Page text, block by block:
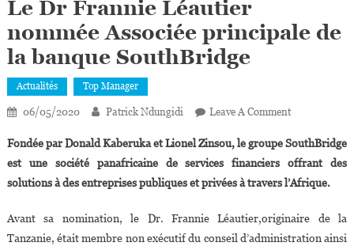
Le Dr Frannie Léautier
nommée Associée principale de
la banque SouthBridge
Actualités Top Manager
06/05/2020 Patrick Ndungidi Leave A CommentOn
Dr
Frannie
Léautier
Associée
Principale
Fondée par Donald Kaberuka et Lionel Zinsou, le groupe SouthBridge
est une société panafricaine de services financiers offrant des
solutions à des entreprises publiques et privées à travers l’Afrique.
Avant sa nomination, le Dr. Frannie Léautier,originaire de la
Tanzanie, était membre non exécutif du conseil d’administration ainsi